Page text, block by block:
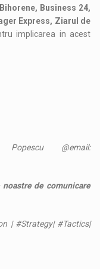
Business 24,
Express, Ziarul de
implicarea in acest
@email:
de comunicare
| #Strategy| #Tactics|